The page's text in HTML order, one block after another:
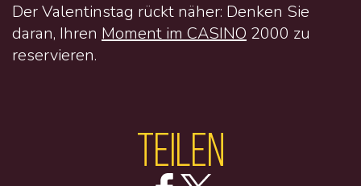
Der Valentinstag rückt näher: Denken Sie
daran, Ihren Moment im CASINO 2000 zu
reservieren.
Teilen